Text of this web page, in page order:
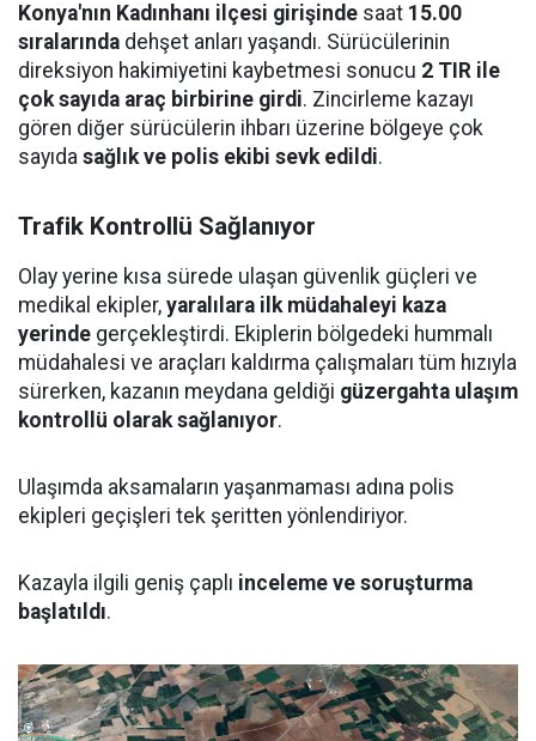
Konya'nın Kadınhanı ilçesi girişinde saat 15.00
sıralarında dehşet anları yaşandı. Sürücülerinin
direksiyon hakimiyetini kaybetmesi sonucu 2 TIR ile
çok sayıda araç birbirine girdi. Zincirleme kazayı
gören diğer sürücülerin ihbarı üzerine bölgeye çok
sayıda sağlık ve polis ekibi sevk edildi.
Trafik Kontrollü Sağlanıyor
Olay yerine kısa sürede ulaşan güvenlik güçleri ve
medikal ekipler, yaralılara ilk müdahaleyi kaza
yerinde gerçekleştirdi. Ekiplerin bölgedeki hummalı
müdahalesi ve araçları kaldırma çalışmaları tüm hızıyla
sürerken, kazanın meydana geldiği güzergahta ulaşım
kontrollü olarak sağlanıyor.
Ulaşımda aksamaların yaşanmaması adına polis
ekipleri geçişleri tek şeritten yönlendiriyor.
Kazayla ilgili geniş çaplı inceleme ve soruşturma
başlatıldı.